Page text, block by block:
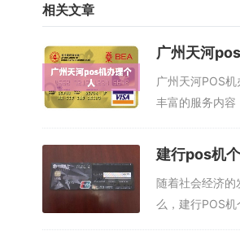
相关文章
广州天河
广州天河POS
丰富的服务内容
建行pos机
随着社会经济的
么，建行POS